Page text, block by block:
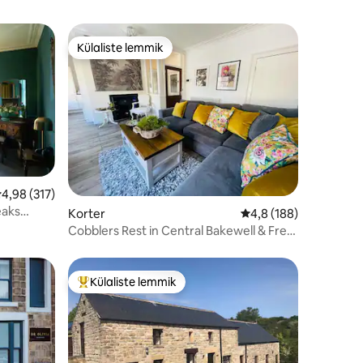
hinnang 4,98/5, 317 hinnangut
4,98 (317)
Külaliste lemmik
Külaliste lemmik
Korter Keskmine hinnang
4,8 (188)
Cobblers Rest in Central Bakewell & Free
Külaliste suur lemmik
Külaliste lemmik